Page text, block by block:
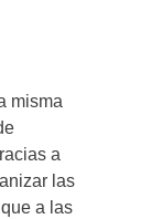
misma
a
las
a las